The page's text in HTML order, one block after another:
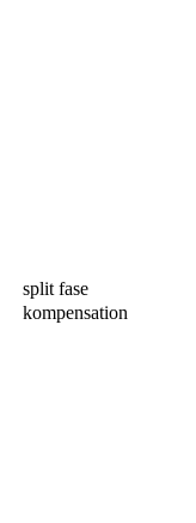
split fase
kompensation